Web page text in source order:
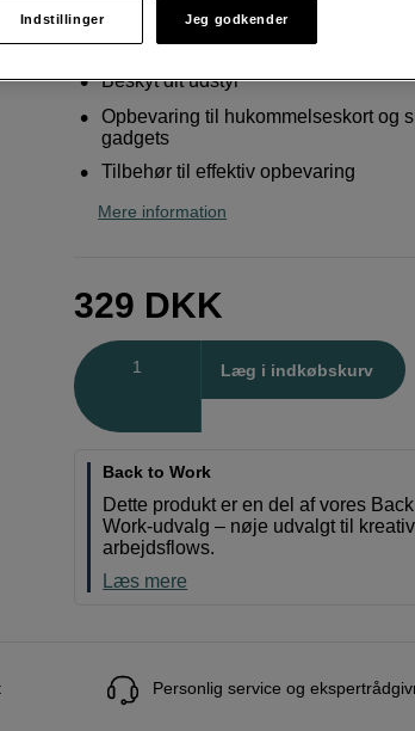
Vis lagersaldo
Beskyt dit udstyr
Opbevaring til hukommelseskort og
gadgets
Tilbehør til effektiv opbevaring
Mere information
329 DKK
Læg i indkøbskurv
Back to Work
Dette produkt er en del af vores
Work-udvalg – nøje udvalgt til
arbejdsflows.
Læs mere
Personlig service og
Indstillinger Jeg godkender